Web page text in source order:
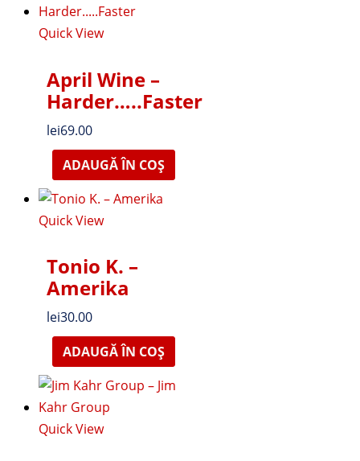
Quick View
April Wine –
Harder…..Faster
lei69.00
ADAUGĂ ÎN COȘ
Quick View
Tonio K. –
Amerika
lei30.00
ADAUGĂ ÎN COȘ
Quick View